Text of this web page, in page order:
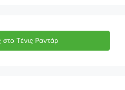
στο Τένις Ραντάρ